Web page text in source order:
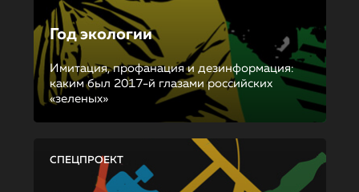
Год экологии
Имитация, профанация и дезинформация:
каким был 2017-й глазами российских
«зеленых»
СПЕЦПРОЕКТ